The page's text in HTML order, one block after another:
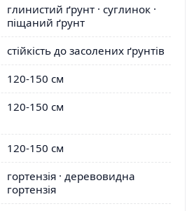
глинистий ґрунт · суглинок ·
піщаний ґрунт
стійкість до засолених ґрунтів
120-150 см
120-150 см
120-150 см
гортензія · деревовидна
гортензія